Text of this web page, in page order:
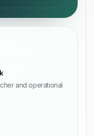
and operational